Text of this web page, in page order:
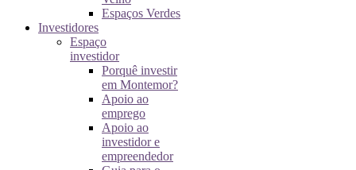
Espaços Verdes
Investidores
Espaço
investidor
Porquê investir
em Montemor?
Apoio ao
emprego
Apoio ao
investidor e
empreendedor